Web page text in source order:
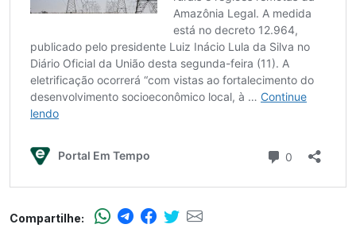
Compartilhe: